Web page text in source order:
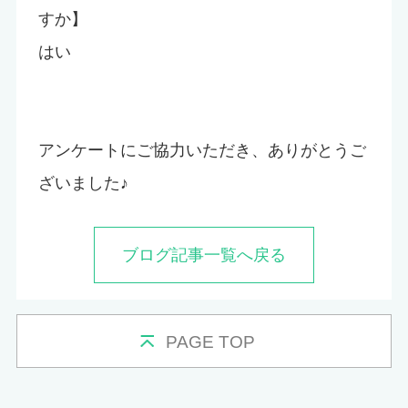
すか】
はい
アンケートにご協力いただき、ありがとうご
ざいました♪
ブログ記事一覧へ戻る
PAGE TOP